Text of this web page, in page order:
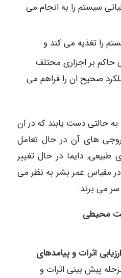
سیستم را به انجام می
را تغذیه می کند و
حاکم بر اجزاری محتلف
صحیح ان را فراهم می
به حالتی دست یابند که در ان
های آن در حال تعامل
دایما در حال تغییر
مقیاس عمر بشر به نظر می
می برند.
محیطی
اثرات و پیامدهای
پیش بینی اثرات و